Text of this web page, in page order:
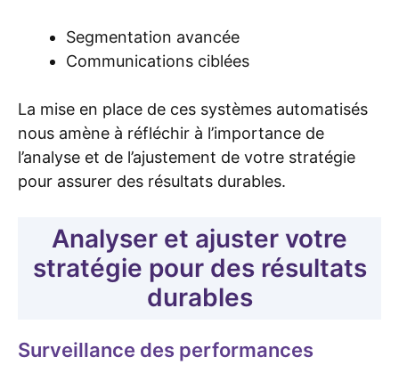
Segmentation avancée
Communications ciblées
La mise en place de ces systèmes automatisés
nous amène à réfléchir à l’importance de
l’analyse et de l’ajustement de votre stratégie
pour assurer des résultats durables.
Analyser et ajuster votre
stratégie pour des résultats
durables
Surveillance des performances